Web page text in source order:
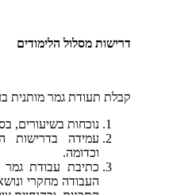
דרישות מסלול הלימודים
קבלת תעודת גמר מותנית
נוכחות בשיעורים,
עמידה בדרישות
וכדומה.
כתיבת עבודת
העבודה מחקרי